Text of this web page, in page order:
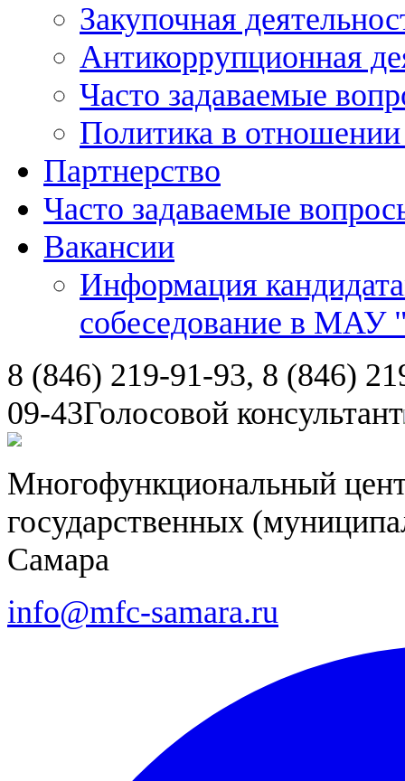
Закупочная
Антикоррупционная
Часто задаваемые
Политика в
Партнерство
Часто задаваемые
Вакансии
Информация
собеседование в
8 (846) 219-91-93, 8 (846)
09-43Голосовой консультант
Многофункциональный
государственных
Самара
info@mfc-samara.ru